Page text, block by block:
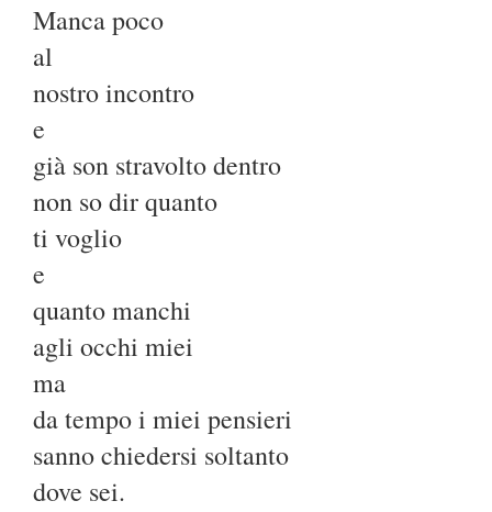
Manca poco
al
nostro incontro
e
già son stravolto dentro
non so dir quanto
ti voglio
e
quanto manchi
agli occhi miei
ma
da tempo i miei pensieri
sanno chiedersi soltanto
dove sei.